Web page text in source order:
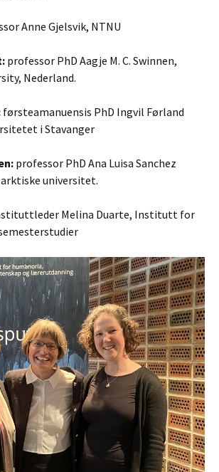
Anne Gjelsvik, NTNU
professor PhD Aagje M. C. Swinnen,
Nederland.
førsteamanuensis PhD Ingvil Førland
i Stavanger
professor PhD Ana Luisa Sanchez
arktiske universitet.
Melina Duarte, Institutt for